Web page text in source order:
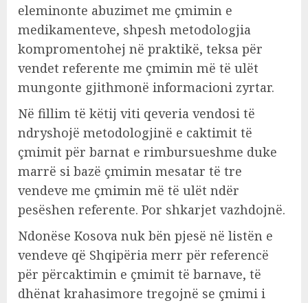
eleminonte abuzimet me çmimin e
medikamenteve, shpesh metodologjia
kompromentohej në praktikë, teksa për
vendet referente me çmimin më të ulët
mungonte gjithmonë informacioni zyrtar.
Në fillim të këtij viti qeveria vendosi të
ndryshojë metodologjinë e caktimit të
çmimit për barnat e rimbursueshme duke
marrë si bazë çmimin mesatar të tre
vendeve me çmimin më të ulët ndër
pesëshen referente. Por shkarjet vazhdojnë.
Ndonëse Kosova nuk bën pjesë në listën e
vendeve që Shqipëria merr për referencë
për përcaktimin e çmimit të barnave, të
dhënat krahasimore tregojnë se çmimi i